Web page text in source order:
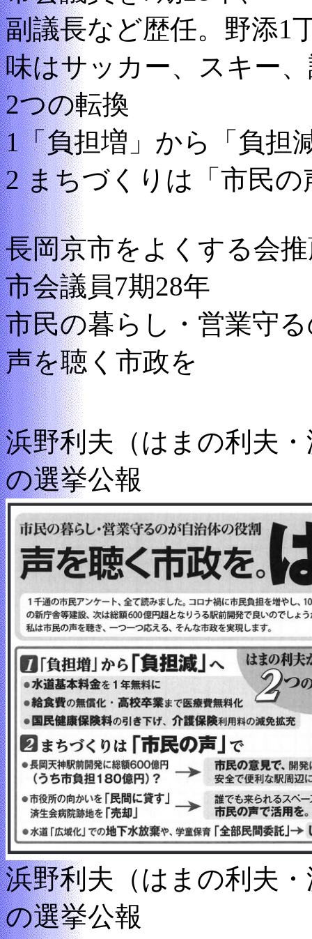
副議長など歴任。野添1
味はサッカー、スキー
2つの転換
1「負担増」から「負担
2 まちづくりは「市民の
長岡京市をよくする会
市会議員7期28年
市民の暮らし・営業守
声を聴く市政を
浜野利夫（はまの利夫
の選挙公報
浜野利夫（はまの利夫
の選挙公報